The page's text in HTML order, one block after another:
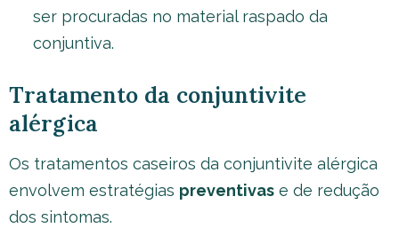
ser procuradas no material raspado da
conjuntiva.
Tratamento da conjuntivite
alérgica
Os tratamentos caseiros da conjuntivite alérgica
envolvem estratégias preventivas e de redução
dos sintomas.